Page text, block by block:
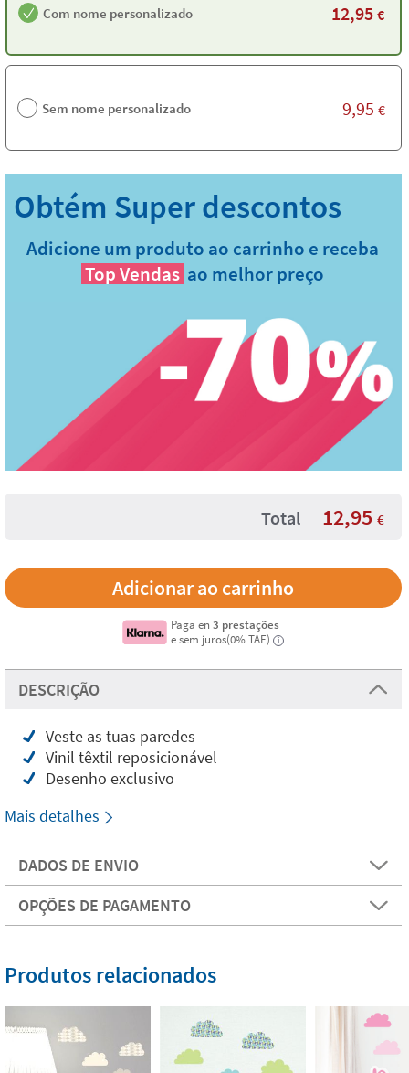
Com nome personalizado 12,95 €
Sem nome personalizado 9,95 €
Adicione um produto ao carrinho e receba
Top Vendas ao melhor preço
Total 12,95 €
Paga en3 prestações
e sem juros(0% TAE)
i
DESCRIÇÃO
Veste as tuas paredes
Vinil têxtil reposicionável
Desenho exclusivo
Mais detalhes
DADOS DE ENVIO
OPÇÕES DE PAGAMENTO
Produtos relacionados